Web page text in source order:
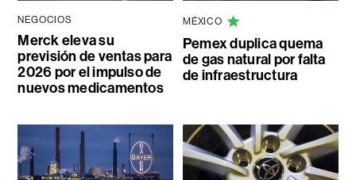
NEGOCIOS
Merck eleva su
previsión de ventas para
2026 por el impulso de
nuevos medicamentos
MÉXICO
Pemex duplica quema
de gas natural por falta
de infraestructura